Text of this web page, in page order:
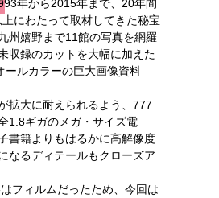
年から2015年まで、20年間
上にわたって取材してきた秘宝
州嬉野まで11館の写真を網羅
収録のカットを大幅に加えた
ールカラーの巨大画像資料
拡大に耐えられるよう、777
1.8ギガのメガ・サイズ電
籍よりもはるかに高解像度
なるディテールもクローズア
フィルムだったため、今回は